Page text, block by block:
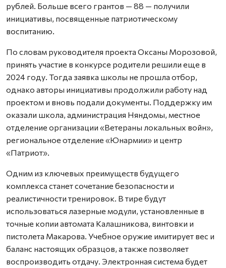
рублей. Больше всего грантов — 88 — получили
инициативы, посвященные патриотическому
воспитанию.
По словам руководителя проекта Оксаны Морозовой,
принять участие в конкурсе родители решили еще в
2024 году. Тогда заявка школы не прошла отбор,
однако авторы инициативы продолжили работу над
проектом и вновь подали документы. Поддержку им
оказали школа, администрация Няндомы, местное
отделение организации «Ветераны локальных войн»,
региональное отделение «Юнармии» и центр
«Патриот».
Одним из ключевых преимуществ будущего
комплекса станет сочетание безопасности и
реалистичности тренировок. В тире будут
использоваться лазерные модули, установленные в
точные копии автомата Калашникова, винтовки и
пистолета Макарова. Учебное оружие имитирует вес и
баланс настоящих образцов, а также позволяет
воспроизводить отдачу. Электронная система будет